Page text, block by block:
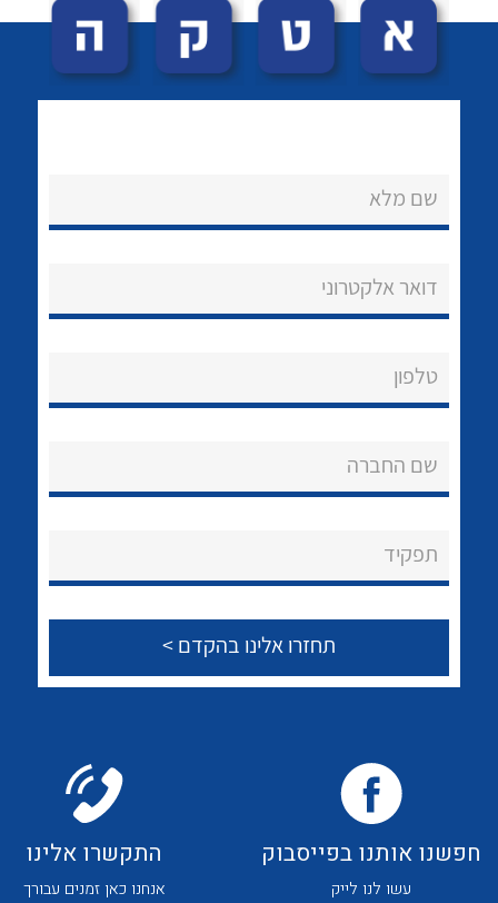
הצוות שלנו
שירותי תמיכה
לכל מוצרי היצרן לכל מוצרי היצרן
שם מלא
דואר אלקטרוני
טלפון
שם החברה
תפקיד
חפשנו אותנו בפייסבוק
עשו לנו לייק
התקשרו אלינו
אנחנו כאן זמנים עבורך